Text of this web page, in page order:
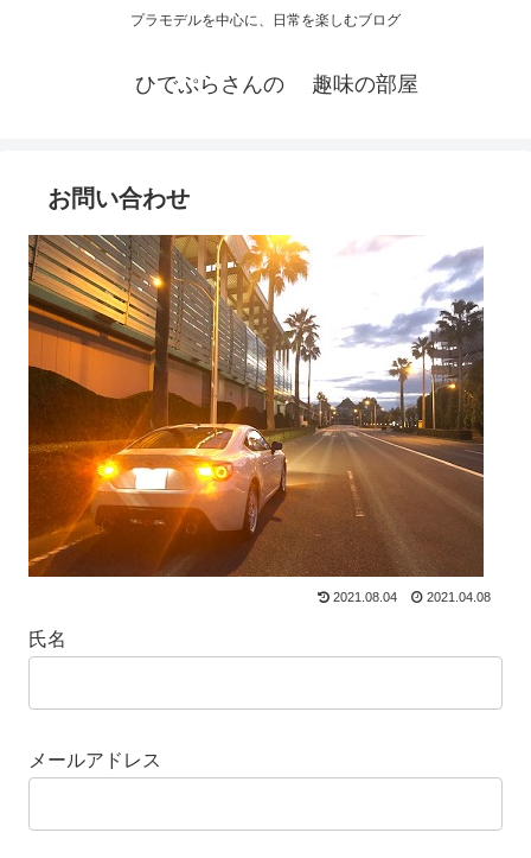
プラモデルを中心に、日常を楽しむブログ
ひでぷらさんの 趣味の部屋
お問い合わせ
2021.08.04 2021.04.08
氏名
メールアドレス